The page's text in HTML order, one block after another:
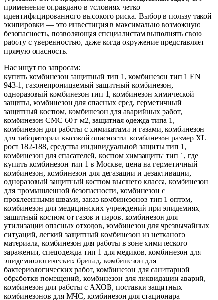
применение оправдано в условиях четко
идентифицированного высокого риска. Выбор в пользу такой
экипировки — это инвестиция в максимально возможную
безопасность, позволяющая специалистам выполнять свою
работу с уверенностью, даже когда окружение представляет
прямую опасность.
Нас ищут по запросам:
купить комбинезон защитный тип 1, комбинезон тип 1 EN
943-1, газонепроницаемый защитный комбинезон,
одноразовый комбинезон тип 1, комбинезон химической
защиты, комбинезон для опасных сред, герметичный
защитный костюм, комбинезон для аварийных работ,
комбинезон СМС 60 г м2, защитная одежда типа 1,
комбинезон для работы с химикатами и газами, комбинезон
для лаборатории высокой опасности, комбинезон размер XL
рост 182-188, средства индивидуальной защиты тип 1,
комбинезон для спасателей, костюм химзащиты тип 1, где
купить комбинезон тип 1 в Москве, цена на герметичный
комбинезон, комбинезон для дегазации и дезактивации,
одноразовый защитный костюм высшего класса, комбинезон
для промышленной безопасности, комбинезон с
проклеенными швами, заказ комбинезонов тип 1 оптом,
комбинезон для медицинских учреждений при эпидемиях,
защитный костюм от газов и паров, комбинезон для
утилизации опасных отходов, комбинезон для чрезвычайных
ситуаций, легкий защитный комбинезон из нетканого
материала, комбинезон для работы в зоне химического
заражения, спецодежда тип 1 для медиков, комбинезон для
эпидемиологических бригад, комбинезон для
бактериологических работ, комбинезон для санитарной
обработки помещений, комбинезон для ликвидации аварий,
комбинезон для работы с АХОВ, поставки защитных
комбинезонов для МЧС, комбинезон для стационара